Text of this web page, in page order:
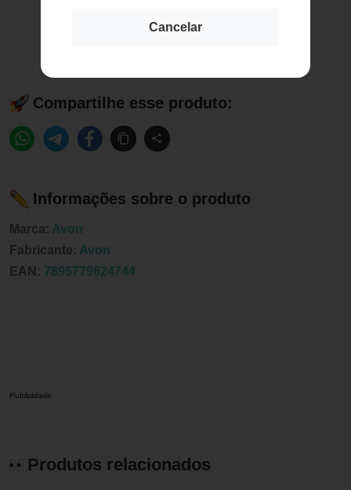
Cancelar
Compartilhe esse produto:
Informações sobre o produto
Marca: Avon
Fabricante: Avon
EAN: 7896779624744
Publicidade
Produtos relacionados